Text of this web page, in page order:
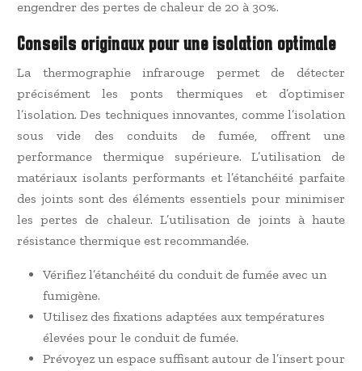
engendrer des pertes de chaleur de 20 à 30%.
Conseils originaux pour une isolation optimale
La thermographie infrarouge permet de détecter
précisément les ponts thermiques et d’optimiser
l’isolation. Des techniques innovantes, comme l’isolation
sous vide des conduits de fumée, offrent une
performance thermique supérieure. L’utilisation de
matériaux isolants performants et l’étanchéité parfaite
des joints sont des éléments essentiels pour minimiser
les pertes de chaleur. L’utilisation de joints à haute
résistance thermique est recommandée.
Vérifiez l’étanchéité du conduit de fumée avec un
fumigène.
Utilisez des fixations adaptées aux températures
élevées pour le conduit de fumée.
Prévoyez un espace suffisant autour de l’insert pour